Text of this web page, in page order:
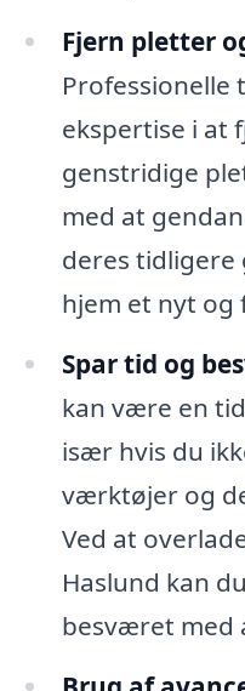
Fjern pletter
ekspertise i at
genstridige
med at
deres tidligere
hjem et nyt og
Spar tid og
kan være en
især hvis du
værktøjer og
Ved at
Haslund kan
besværet med